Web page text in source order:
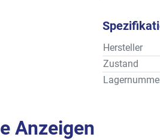
Hersteller
Zustand
Anzeigen